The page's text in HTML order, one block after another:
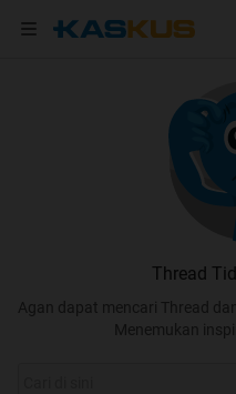
Thread
Agan dapat mencari Thread
Menemukan